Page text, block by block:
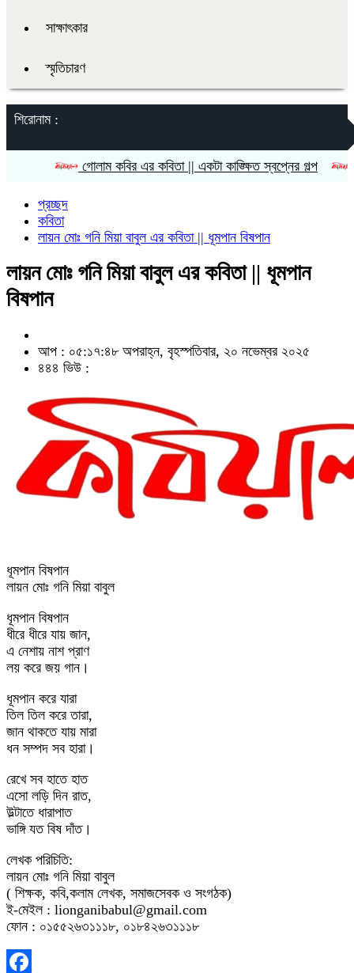
সাক্ষাৎকার
স্মৃতিচারণ
শিরোনাম :
গোলাম কবির এর কবিতা || একটা কাঙ্ক্ষিত স্বপ্নের গল্প রীতি
প্রচ্ছদ
কবিতা
লায়ন মোঃ গনি মিয়া বাবুল এর কবিতা || ধূমপান বিষপান
লায়ন মোঃ গনি মিয়া বাবুল এর কবিতা || ধূমপান
বিষপান
আপ : ০৫:১৭:৪৮ অপরাহ্ন, বৃহস্পতিবার, ২০ নভেম্বর ২০২৫
৪৪৪ ভিউ :
ধূমপান বিষপান
লায়ন মোঃ গনি মিয়া বাবুল
ধূমপান বিষপান
ধীরে ধীরে যায় জান,
এ নেশায় নাশ প্রাণ
লয় করে জয় গান।
ধূমপান করে যারা
তিল তিল করে তারা,
জান থাকতে যায় মারা
ধন সম্পদ সব হারা।
রেখে সব হাতে হাত
এসো লড়ি দিন রাত,
উল্টাতে ধারাপাত
ভাঙ্গি যত বিষ দাঁত।
লেখক পরিচিতি:
লায়ন মোঃ গনি মিয়া বাবুল
( শিক্ষক, কবি,কলাম লেখক, সমাজসেবক ও সংগঠক)
ই-মেইল : lionganibabul@gmail.com
ফোন : ০১৫৫২৬৩১১১৮, ০১৮৪২৬৩১১১৮